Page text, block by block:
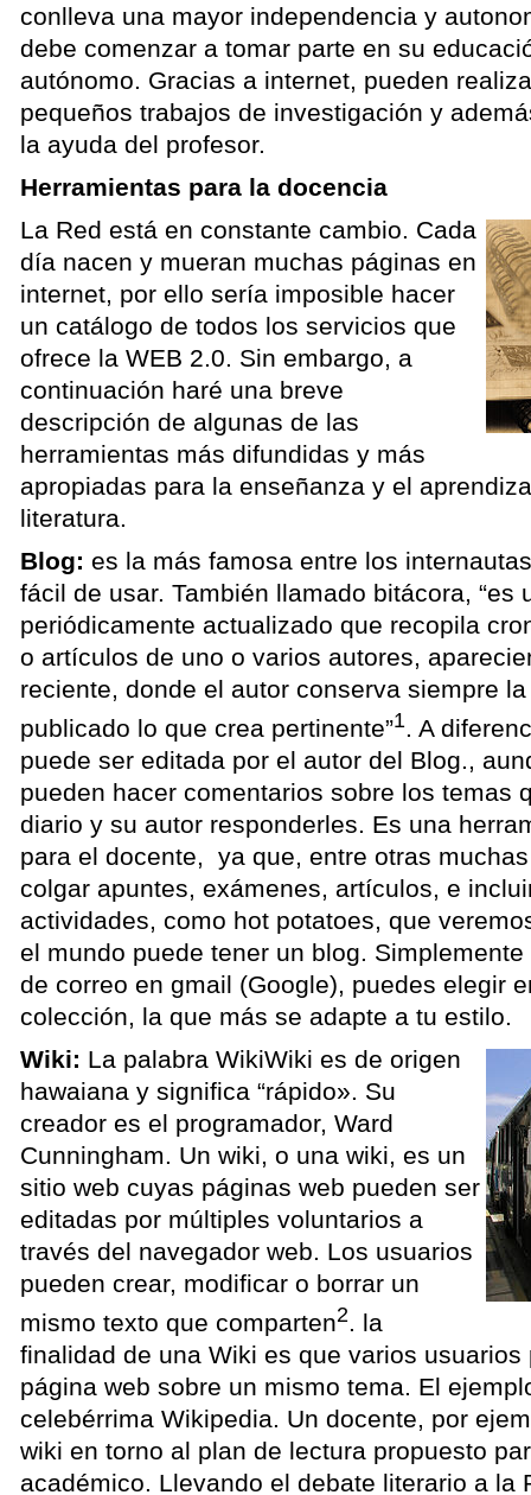
conlleva una mayor independencia y
debe comenzar a tomar parte en su
autónomo. Gracias a internet, pueden
pequeños trabajos de investigación y
la ayuda del profesor.
Herramientas para la docencia
La Red está en constante cambio. Cada
día nacen y mueran muchas páginas en
internet, por ello sería imposible hacer
un catálogo de todos los servicios que
ofrece la WEB 2.0. Sin embargo, a
continuación haré una breve
descripción de algunas de las
herramientas más difundidas y más
apropiadas para la enseñanza y el
literatura.
Blog: es la más famosa entre los
fácil de usar. También llamado bitácora, “es
periódicamente actualizado que recopila
o artículos de uno o varios autores,
reciente, donde el autor conserva siempre
publicado lo que crea pertinente”1. A
puede ser editada por el autor del Blog.,
pueden hacer comentarios sobre los temas
diario y su autor responderles. Es una
para el docente, ya que, entre otras
colgar apuntes, exámenes, artículos, e
actividades, como hot potatoes, que
el mundo puede tener un blog.
de correo en gmail (Google), puedes elegir
colección, la que más se adapte a tu estilo.
Wiki: La palabra WikiWiki es de origen
hawaiana y significa “rápido». Su
creador es el programador, Ward
Cunningham. Un wiki, o una wiki, es un
sitio web cuyas páginas web pueden ser
editadas por múltiples voluntarios a
través del navegador web. Los usuarios
pueden crear, modificar o borrar un
mismo texto que comparten2. la
finalidad de una Wiki es que varios usuarios
página web sobre un mismo tema. El
celebérrima Wikipedia. Un docente, por
wiki en torno al plan de lectura propuesto
académico. Llevando el debate literario a la